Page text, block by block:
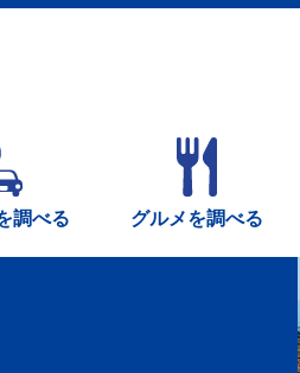
調べる グルメを調べる